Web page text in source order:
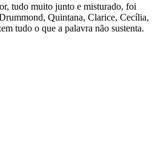
tudo muito junto e misturado, foi
Quintana, Clarice, Cecília,
tudo o que a palavra não sustenta.